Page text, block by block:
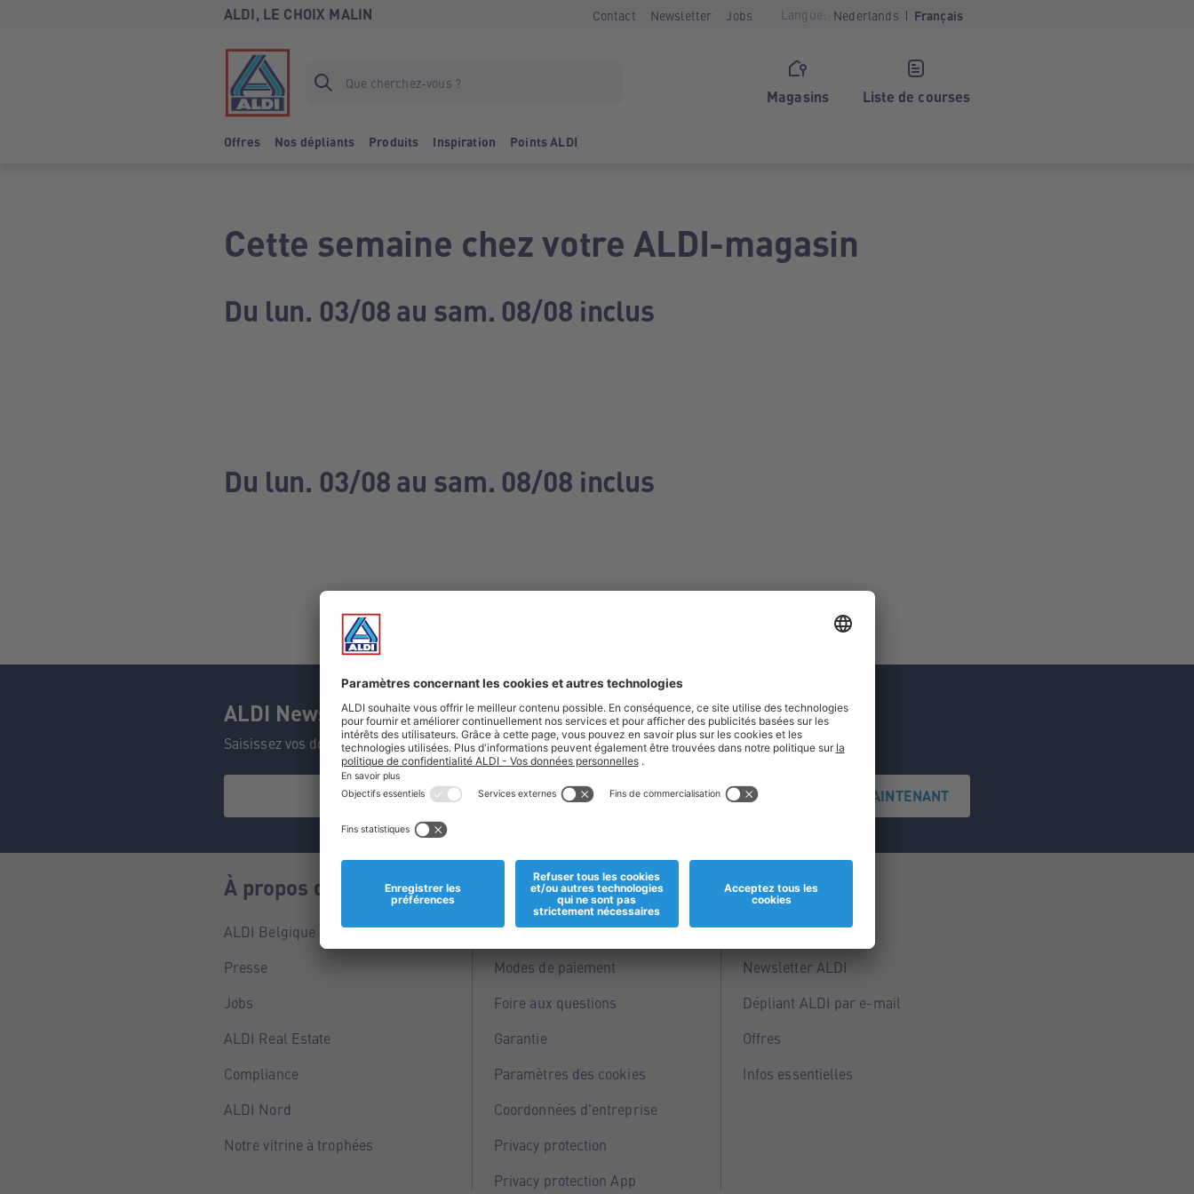
ALDI, LE CHOIX MALIN Contact Newsletter Jobs Langue: Nederlands Français
Magasins Liste de courses
Offres Nos dépliants Produits Inspiration Points ALDI
Cette semaine chez votre ALDI-magasin
Du lun. 03/08 au sam. 08/08 inclus
Du lun. 03/08 au sam. 08/08 inclus
ALDI Newsletter
Saisissez vos données et ne manquez aucune de nos offres.
S'INSCRIRE MAINTENANT
À propos de nous
ALDI Belgique
Presse
Jobs
ALDI Real Estate
Compliance
ALDI Nord
Notre vitrine à trophées
Informations
Magasins
Modes de paiement
Foire aux questions
Garantie
Paramètres des cookies
Coordonnées d'entreprise
Privacy protection
Privacy protection App
Service
Points ALDI
Newsletter ALDI
Dépliant ALDI par e-mail
Offres
Infos essentielles